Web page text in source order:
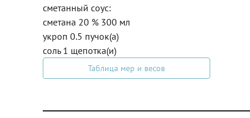
сметанный соус:
сметана 20 % 300 мл
укроп 0.5 пучок(а)
соль 1 щепотка(и)
Таблица мер и весов